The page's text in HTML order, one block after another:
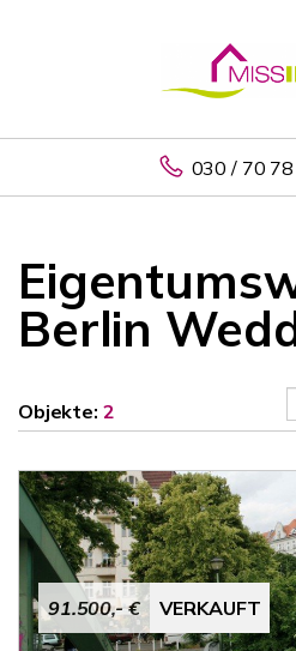
030 / 70
Berlin
Objekte: 2
91.500,- € VERKAUFT